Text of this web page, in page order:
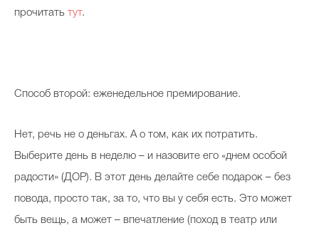
прочитать тут.
Способ второй: еженедельное премирование.
Нет, речь не о деньгах. А о том, как их потратить.
Выберите день в неделю – и назовите его «днем особой
радости» (ДОР). В этот день делайте себе подарок – без
повода, просто так, за то, что вы у себя есть. Это может
быть вещь, а может – впечатление (поход в театр или